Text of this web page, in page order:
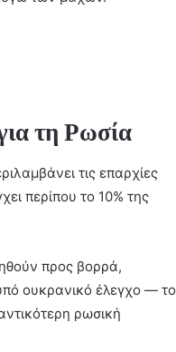
τη Ρωσία
τις επαρχίες
περίπου το 10% της
προς βορρά,
ουκρανικό έλεγχο — το
ρωσική